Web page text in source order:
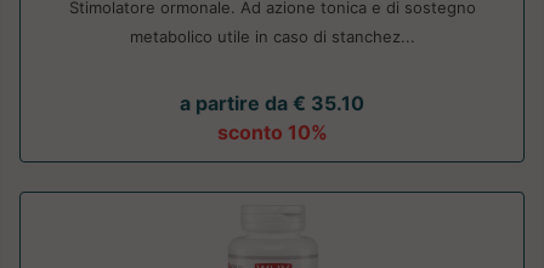
Stimolatore ormonale. Ad azione tonica e di sostegno
metabolico utile in caso di stanchez...
a partire da € 35.10
sconto 10%